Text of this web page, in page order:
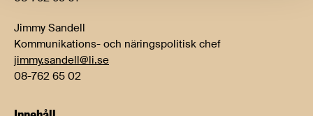
Jimmy Sandell
Kommunikations- och näringspolitisk chef
jimmy.sandell@li.se
08-762 65 02